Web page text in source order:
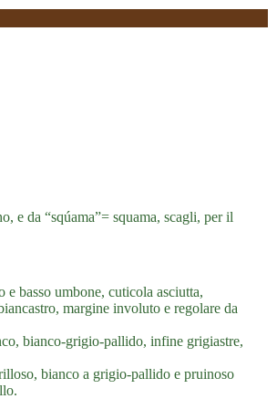
e da “sqúama”= squama, scagli, per il
basso umbone, cuticola asciutta,
margine involuto e regolare da
bianco-grigio-pallido, infine grigiastre,
bianco a grigio-pallido e pruinoso